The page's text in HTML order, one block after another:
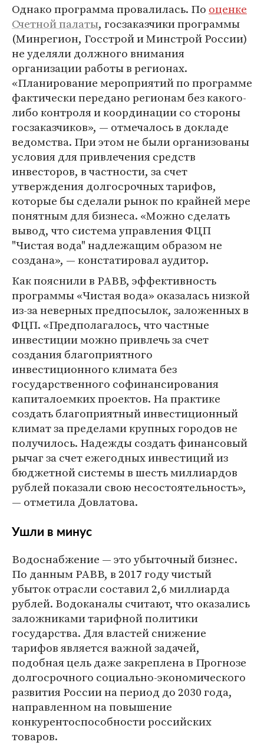
Однако программа провалилась. По оценке
Счетной палаты, госзаказчики программы
(Минрегион, Госстрой и Минстрой России)
не уделяли должного внимания
организации работы в регионах.
«Планирование мероприятий по программе
фактически передано регионам без какого-
либо контроля и координации со стороны
госзаказчиков», — отмечалось в докладе
ведомства. При этом не были организованы
условия для привлечения средств
инвесторов, в частности, за счет
утверждения долгосрочных тарифов,
которые бы сделали рынок по крайней мере
понятным для бизнеса. «Можно сделать
вывод, что система управления ФЦП
"Чистая вода" надлежащим образом не
создана», — констатировал аудитор.
Как пояснили в РАВВ, эффективность
программы «Чистая вода» оказалась низкой
из-за неверных предпосылок, заложенных в
ФЦП. «Предполагалось, что частные
инвестиции можно привлечь за счет
создания благоприятного
инвестиционного климата без
государственного софинансирования
капиталоемких проектов. На практике
создать благоприятный инвестиционный
климат за пределами крупных городов не
получилось. Надежды создать финансовый
рычаг за счет ежегодных инвестиций из
бюджетной системы в шесть миллиардов
рублей показали свою несостоятельность»,
— отметила Довлатова.
Ушли в минус
Водоснабжение — это убыточный бизнес.
По данным РАВВ, в 2017 году чистый
убыток отрасли составил 2,6 миллиарда
рублей. Водоканалы считают, что оказались
заложниками тарифной политики
государства. Для властей снижение
тарифов является важной задачей,
подобная цель даже закреплена в Прогнозе
долгосрочного социально-экономического
развития России на период до 2030 года,
направленном на повышение
конкурентоспособности российских
товаров.